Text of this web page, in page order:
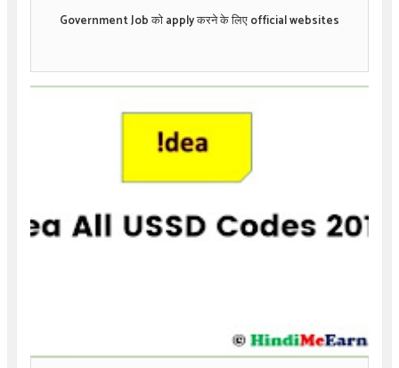
Government Job को apply करने के लिए official websites